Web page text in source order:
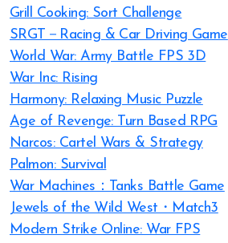
Grill Cooking: Sort Challenge
SRGT－Racing & Car Driving Game
World War: Army Battle FPS 3D
War Inc: Rising
Harmony: Relaxing Music Puzzle
Age of Revenge: Turn Based RPG
Narcos: Cartel Wars & Strategy
Palmon: Survival
War Machines：Tanks Battle Game
Jewels of the Wild West・Match3
Modern Strike Online: War FPS